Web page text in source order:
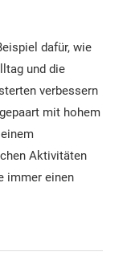
dafür, wie
und die
verbessern
mit hohem
Aktivitäten
immer einen